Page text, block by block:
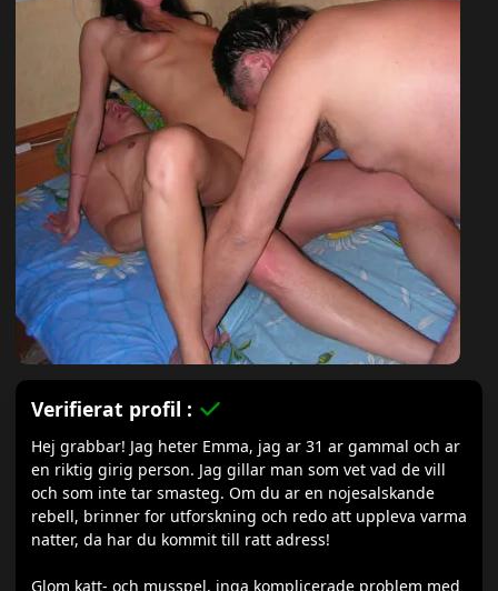
Verifierat profil :
Hej grabbar! Jag heter Emma, jag ar 31 ar gammal och ar
en riktig girig person. Jag gillar man som vet vad de vill
och som inte tar smasteg. Om du ar en nojesalskande
rebell, brinner for utforskning och redo att uppleva varma
natter, da har du kommit till ratt adress!
Glom katt- och musspel, inga komplicerade problem med